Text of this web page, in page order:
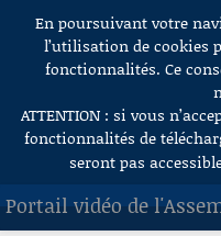
Aller au contenu
En poursuivant votre
l’utilisation de cookies
fonctionnalités. Ce
ATTENTION : si vous
fonctionnalités de
seront pas
Portail vidéo de